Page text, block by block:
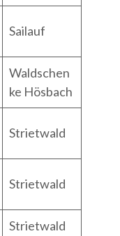
Sailauf
Waldschen
ke Hösbach
Strietwald
Strietwald
Strietwald